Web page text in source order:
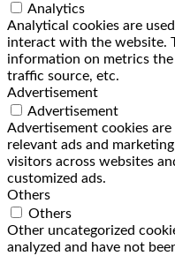
Analytics
Analytical cookies are
interact with the website.
information on metrics
traffic source, etc.
Advertisement
Advertisement
Advertisement cookies
relevant ads and
visitors across websites
customized ads.
Others
Others
Other uncategorized
analyzed and have not